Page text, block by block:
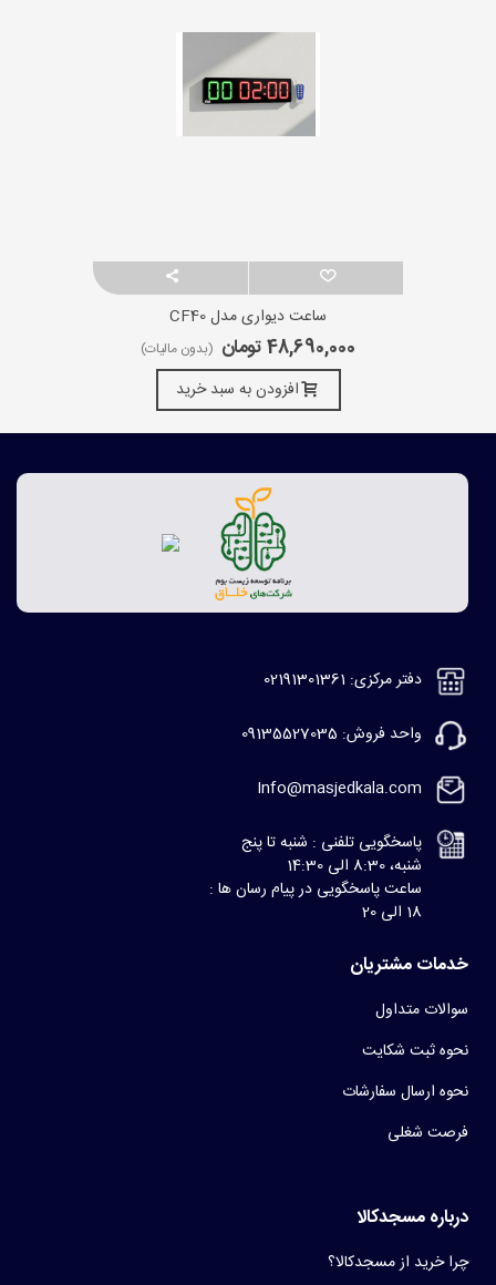
ساعت دیواری مدل CF40
48,690,000 تومان (بدون مالیات)
افزودن به سبد خرید
دفتر مرکزی: 02191301361
واحد فروش: 09135527035
Info@masjedkala.com
پاسخگویی تلفنی : شنبه تا پنج
شنبه، 8:30 الی 14:30
ساعت پاسخگویی در پیام رسان ها :
18 الی 20
خدمات مشتریان
سوالات متداول
نحوه ثبت شکایت
نحوه ارسال سفارشات
فرصت شغلی
درباره مسجدکالا
چرا خرید از مسجدکالا؟